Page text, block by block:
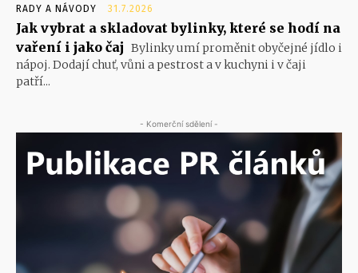
RADY A NÁVODY 31.7.2026
Jak vybrat a skladovat bylinky, které se hodí na
vaření i jako čaj Bylinky umí proměnit obyčejné jídlo i
nápoj. Dodají chuť, vůni a pestrost a v kuchyni i v čaji
patří...
- Komerční sdělení -